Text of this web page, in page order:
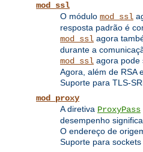
mod_ssl
O módulo mod_ssl
resposta padrão é
mod_ssl agora
durante a
mod_ssl agora pode
Agora, além de RSA
Suporte para TLS-
mod_proxy
A diretiva ProxyPass
desempenho
O endereço de
Suporte para